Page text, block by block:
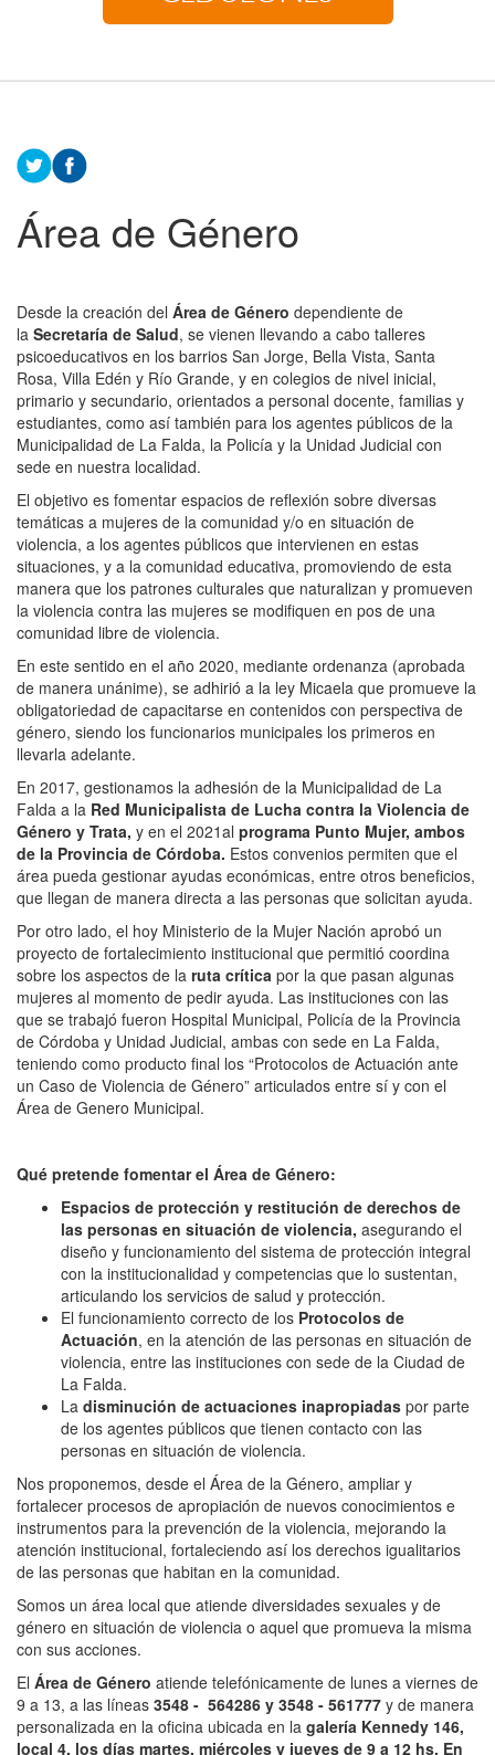
Área de Género
Desde la creación del Área de Género dependiente de
la Secretaría de Salud, se vienen llevando a cabo talleres
psicoeducativos en los barrios San Jorge, Bella Vista, Santa
Rosa, Villa Edén y Río Grande, y en colegios de nivel inicial,
primario y secundario, orientados a personal docente, familias y
estudiantes, como así también para los agentes públicos de la
Municipalidad de La Falda, la Policía y la Unidad Judicial con
sede en nuestra localidad.
El objetivo es fomentar espacios de reflexión sobre diversas
temáticas a mujeres de la comunidad y/o en situación de
violencia, a los agentes públicos que intervienen en estas
situaciones, y a la comunidad educativa, promoviendo de esta
manera que los patrones culturales que naturalizan y promueven
la violencia contra las mujeres se modifiquen en pos de una
comunidad libre de violencia.
En este sentido en el año 2020, mediante ordenanza (aprobada
de manera unánime), se adhirió a la ley Micaela que promueve la
obligatoriedad de capacitarse en contenidos con perspectiva de
género, siendo los funcionarios municipales los primeros en
llevarla adelante.
En 2017, gestionamos la adhesión de la Municipalidad de La
Falda a la Red Municipalista de Lucha contra la Violencia de
Género y Trata, y en el 2021al programa Punto Mujer, ambos
de la Provincia de Córdoba. Estos convenios permiten que el
área pueda gestionar ayudas económicas, entre otros beneficios,
que llegan de manera directa a las personas que solicitan ayuda.
Por otro lado, el hoy Ministerio de la Mujer Nación aprobó un
proyecto de fortalecimiento institucional que permitió coordina
sobre los aspectos de la ruta crítica por la que pasan algunas
mujeres al momento de pedir ayuda. Las instituciones con las
que se trabajó fueron Hospital Municipal, Policía de la Provincia
de Córdoba y Unidad Judicial, ambas con sede en La Falda,
teniendo como producto final los “Protocolos de Actuación ante
un Caso de Violencia de Género” articulados entre sí y con el
Área de Genero Municipal.
Qué pretende fomentar el Área de Género:
Espacios de protección y restitución de derechos de
las personas en situación de violencia, asegurando el
diseño y funcionamiento del sistema de protección integral
con la institucionalidad y competencias que lo sustentan,
articulando los servicios de salud y protección.
El funcionamiento correcto de los Protocolos de
Actuación, en la atención de las personas en situación de
violencia, entre las instituciones con sede de la Ciudad de
La Falda.
La disminución de actuaciones inapropiadas por parte
de los agentes públicos que tienen contacto con las
personas en situación de violencia.
Nos proponemos, desde el Área de la Género, ampliar y
fortalecer procesos de apropiación de nuevos conocimientos e
instrumentos para la prevención de la violencia, mejorando la
atención institucional, fortaleciendo así los derechos igualitarios
de las personas que habitan en la comunidad.
Somos un área local que atiende diversidades sexuales y de
género en situación de violencia o aquel que promueva la misma
con sus acciones.
El Área de Género atiende telefónicamente de lunes a viernes de
9 a 13, a las líneas 3548 - 564286 y 3548 - 561777 y de manera
personalizada en la oficina ubicada en la galería Kennedy 146,
local 4, los días martes, miércoles y jueves de 9 a 12 hs. En